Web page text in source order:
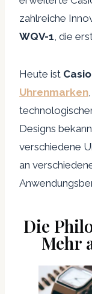
zahlreiche
WQV-1, die
Heute ist
Uhrenmarken
Designs
verschiedene
an
Die
Mehr